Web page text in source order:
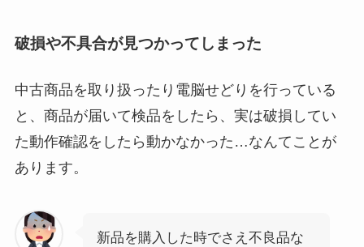
破損や不具合が見つかってしまった
中古商品を取り扱ったり電脳せどりを行っている
と、商品が届いて検品をしたら、実は破損してい
た動作確認をしたら動かなかった…なんてことが
あります。
新品を購入した時でさえ不良品な